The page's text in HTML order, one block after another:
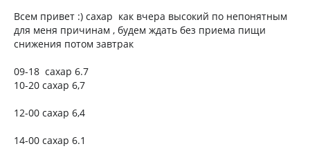
Всем привет :) сахар как вчера высокий по непонятным
для меня причинам , будем ждать без приема пищи
снижения потом завтрак
09-18 сахар 6.7
10-20 сахар 6,7
12-00 сахар 6,4
14-00 сахар 6.1